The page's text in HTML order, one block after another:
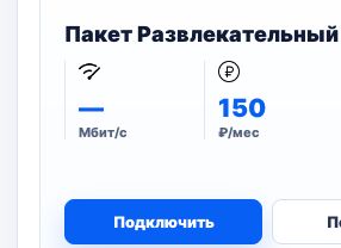
Пакет Развлекательный
—
Мбит/с
150
₽/мес
Подключить